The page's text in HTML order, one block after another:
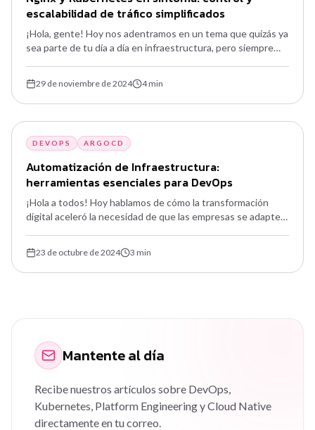
escalabilidad de tráfico simplificados
¡Hola, gente! Hoy nos adentramos en un tema que quizás ya
sea parte de tu día a día en infraestructura, pero siempre
29 de noviembre de 2024 4min
DEVOPS ARGOCD
Automatización de Infraestructura:
herramientas esenciales para DevOps
¡Hola a todos! Hoy hablamos de cómo la transformación
digital aceleró la necesidad de que las empresas se adapten
23 de octubre de 2024 3 min
Mantente al día
Recibe nuestros artículos sobre DevOps,
Kubernetes, Platform Engineering y Cloud Native
directamente en tu correo.